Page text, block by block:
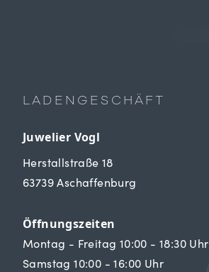
LADENGESCHÄFT
Juwelier Vogl
Herstallstraße 18
63739 Aschaffenburg
Öffnungszeiten
Montag - Freitag 10:00 - 18:30 Uhr
Samstag 10:00 - 16:00 Uhr